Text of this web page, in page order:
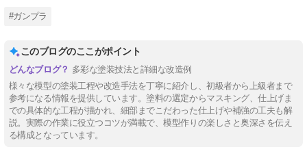
#ガンプラ
このブログのここがポイント
多彩な塗装技法と詳細な改造例
様々な模型の塗装工程や改造手法を丁寧に紹介し、初級者から上級者まで
参考になる情報を提供しています。塗料の選定からマスキング、仕上げま
での具体的な工程が描かれ、細部までこだわった仕上げや補強の工夫も解
説。実際の作業に役立つコツが満載で、模型作りの楽しさと奥深さを伝え
る構成となっています。